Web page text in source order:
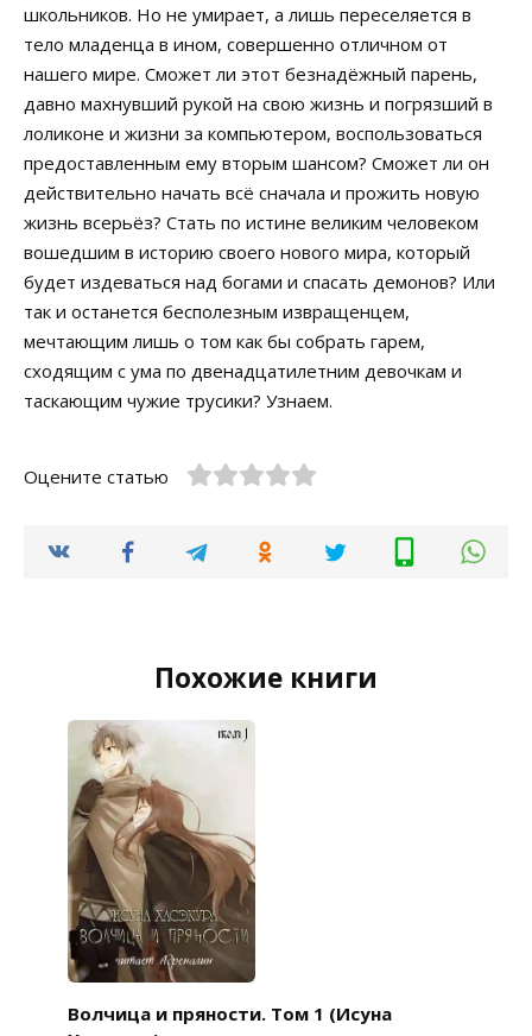
школьников. Но не умирает, а лишь переселяется в
тело младенца в ином, совершенно отличном от
нашего мире. Сможет ли этот безнадёжный парень,
давно махнувший рукой на свою жизнь и погрязший в
лоликоне и жизни за компьютером, воспользоваться
предоставленным ему вторым шансом? Сможет ли он
действительно начать всё сначала и прожить новую
жизнь всерьёз? Стать по истине великим человеком
вошедшим в историю своего нового мира, который
будет издеваться над богами и спасать демонов? Или
так и останется бесполезным извращенцем,
мечтающим лишь о том как бы собрать гарем,
сходящим с ума по двенадцатилетним девочкам и
таскающим чужие трусики? Узнаем.
Оцените статью
Похожие книги
Волчица и пряности. Том 1 (Исуна